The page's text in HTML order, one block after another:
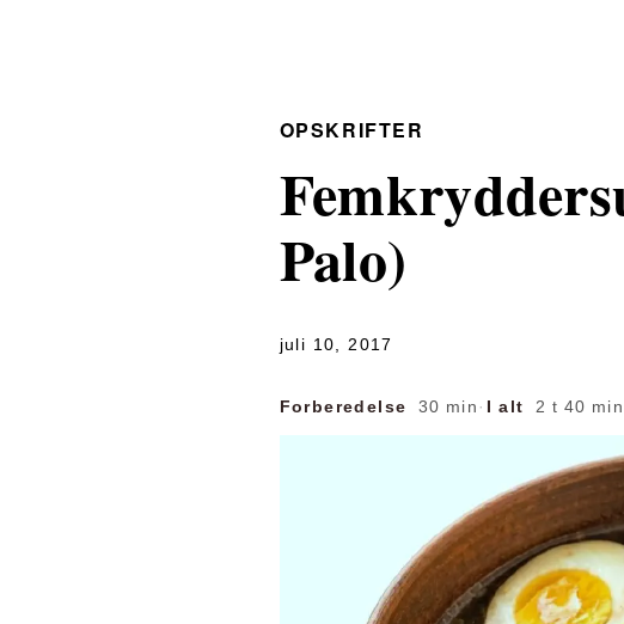
OPSKRIFTER
Palo)
juli 10, 2017
Forberedelse 30 min · I alt 2 t 40 min